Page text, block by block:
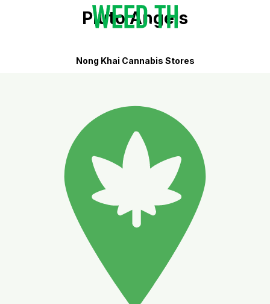
Pluto Angels
Nong Khai Cannabis Stores